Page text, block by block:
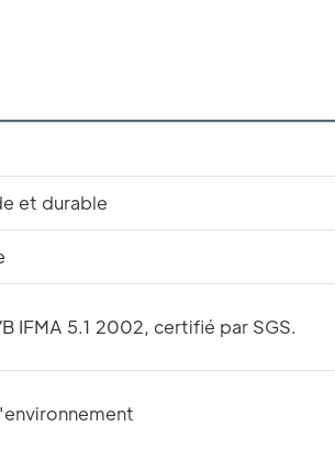
et durable
IFMA 5.1 2002, certifié par SGS.